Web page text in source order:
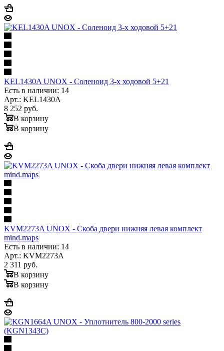
KEL1430A UNOX - Соленоид 3-х ходовой 5+21
Есть в наличии: 14
Арт.: KEL1430A
8 252 руб.
В корзину
В корзину
KVM2273A UNOX - Скоба двери нижняя левая комплект
mind.maps
Есть в наличии: 14
Арт.: KVM2273A
2 311 руб.
В корзину
В корзину